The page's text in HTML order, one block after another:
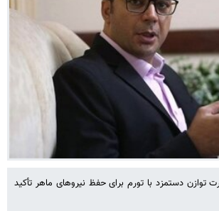
توازن دستمزد با تورم برای حفظ نیروهای ماهر تأکید